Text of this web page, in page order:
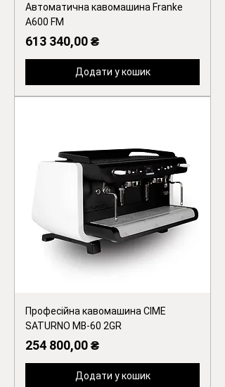
Автоматична кавомашина Franke
A600 FM
Ціна
613 340,00 ₴
Додати у кошик
Професійна кавомашина CIME
SATURNO MB-60 2GR
Ціна
254 800,00 ₴
Додати у кошик